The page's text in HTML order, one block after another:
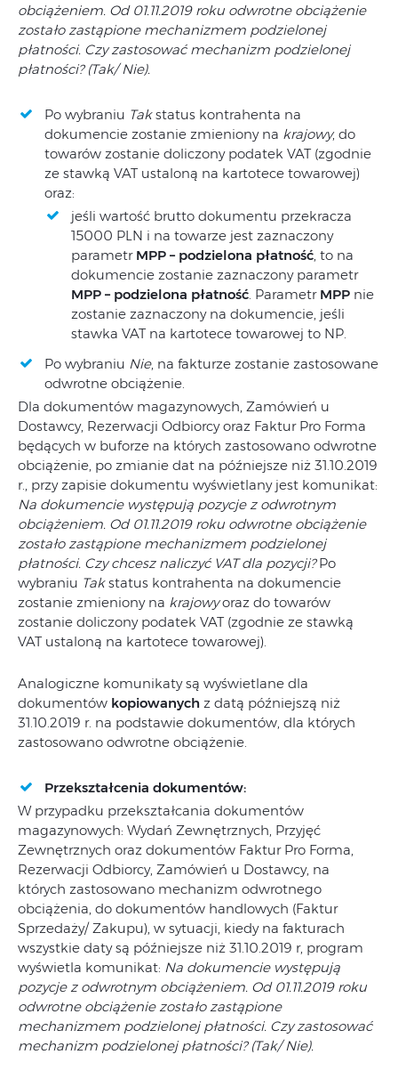
obciążeniem. Od 01.11.2019 roku odwrotne obciążenie
zostało zastąpione mechanizmem podzielonej
płatności. Czy zastosować mechanizm podzielonej
płatności? (Tak/ Nie).
Po wybraniu Takstatus kontrahenta na
dokumencie zostanie zmieniony na krajowy, do
towarów zostanie doliczony podatek VAT (zgodnie
ze stawką VAT ustaloną na kartotece towarowej)
oraz:
jeśli wartość brutto dokumentu przekracza
15000 PLN i na towarze jest zaznaczony
parametr MPP – podzielona płatność, to na
dokumencie zostanie zaznaczony parametr
MPP – podzielona płatność. Parametr MPP nie
zostanie zaznaczony na dokumencie, jeśli
stawka VAT na kartotece towarowej to NP.
Po wybraniu Nie, na fakturze zostanie zastosowane
odwrotne obciążenie.
Dla dokumentów magazynowych, Zamówień u
Dostawcy, Rezerwacji Odbiorcy oraz Faktur Pro Forma
będących w buforze na których zastosowano odwrotne
obciążenie, po zmianie dat na późniejsze niż 31.10.2019
r., przy zapisie dokumentu wyświetlany jest komunikat:
Na dokumencie występują pozycje z odwrotnym
obciążeniem. Od 01.11.2019 roku odwrotne obciążenie
zostało zastąpione mechanizmem podzielonej
płatności. Czy chcesz naliczyć VAT dla pozycji?Po
wybraniu Takstatus kontrahenta na dokumencie
zostanie zmieniony na krajowyoraz do towarów
zostanie doliczony podatek VAT (zgodnie ze stawką
VAT ustaloną na kartotece towarowej).
Analogiczne komunikaty są wyświetlane dla
dokumentów kopiowanych z datą późniejszą niż
31.10.2019 r. na podstawie dokumentów, dla których
zastosowano odwrotne obciążenie.
Przekształcenia dokumentów:
W przypadku przekształcania dokumentów
magazynowych: Wydań Zewnętrznych, Przyjęć
Zewnętrznych oraz dokumentów Faktur Pro Forma,
Rezerwacji Odbiorcy, Zamówień u Dostawcy, na
których zastosowano mechanizm odwrotnego
obciążenia, do dokumentów handlowych (Faktur
Sprzedaży/ Zakupu), w sytuacji, kiedy na fakturach
wszystkie daty są późniejsze niż 31.10.2019 r, program
wyświetla komunikat: Na dokumencie występują
pozycje z odwrotnym obciążeniem. Od 01.11.2019 roku
odwrotne obciążenie zostało zastąpione
mechanizmem podzielonej płatności. Czy zastosować
mechanizm podzielonej płatności? (Tak/ Nie).